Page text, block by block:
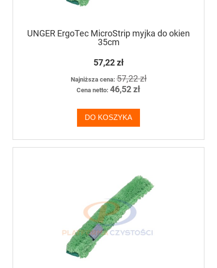
UNGER ErgoTec MicroStrip myjka do okien
35cm
57,22 zł
Najniższa cena:57,22 zł
Cena netto: 46,52 zł
DO KOSZYKA